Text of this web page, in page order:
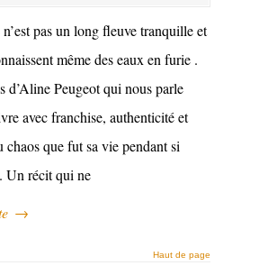
pas un long fleuve tranquille et
même des eaux en furie .
d’Aline Peugeot qui nous parle
avec franchise, authenticité et
chaos que fut sa vie pendant si
Un récit qui ne
→
Haut de page